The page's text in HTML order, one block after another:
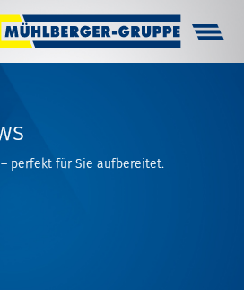
perfekt für Sie aufbereitet.